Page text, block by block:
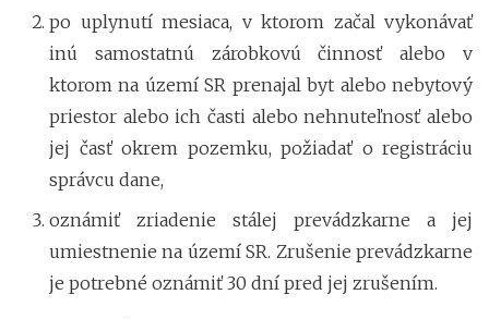
po uplynutí mesiaca, v ktorom začal vykonávať
inú samostatnú zárobkovú činnosť alebo v
ktorom na území SR prenajal byt alebo nebytový
priestor alebo ich časti alebo nehnuteľnosť alebo
jej časť okrem pozemku, požiadať o registráciu
správcu dane,
oznámiť zriadenie stálej prevádzkarne a jej
umiestnenie na území SR. Zrušenie prevádzkarne
je potrebné oznámiť 30 dní pred jej zrušením.